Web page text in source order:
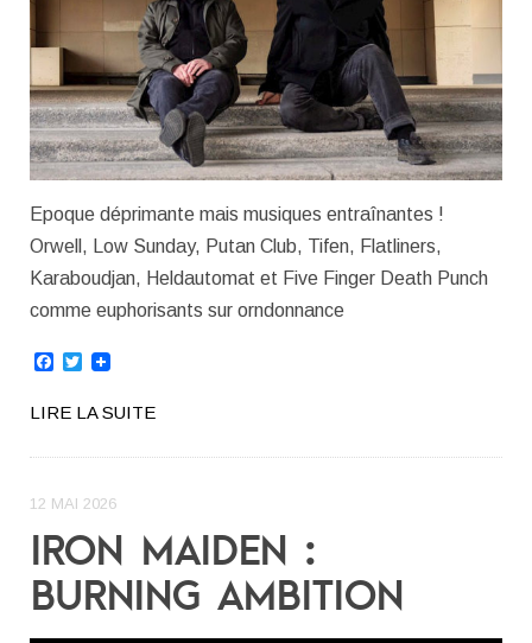
Epoque déprimante mais musiques entraînantes !
Orwell, Low Sunday, Putan Club, Tifen, Flatliners,
Karaboudjan, Heldautomat et Five Finger Death Punch
comme euphorisants sur orndonnance
Facebook
Twitter
LIRE LA SUITE
12 MAI 2026
IRON MAIDEN :
BURNING AMBITION